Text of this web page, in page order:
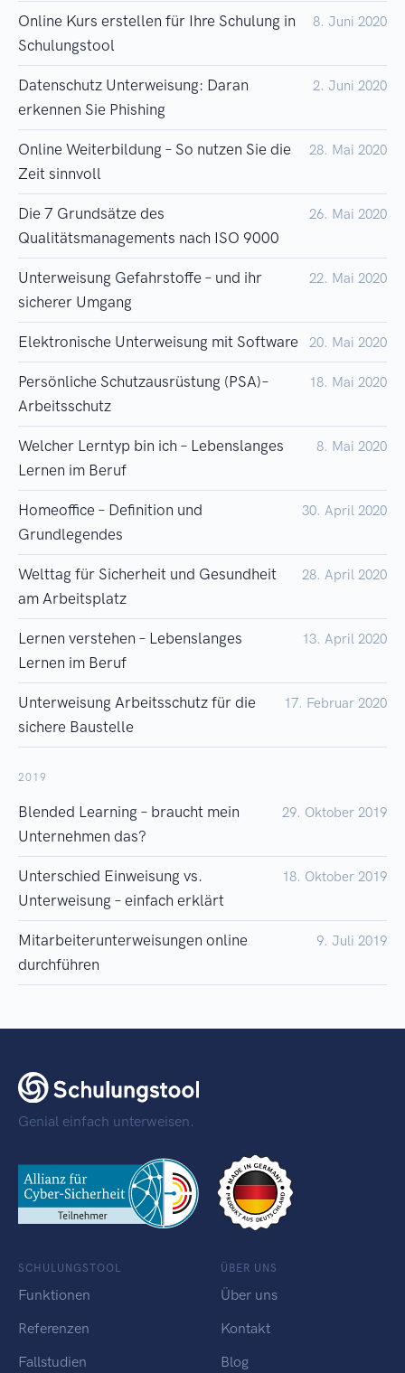
Online Kurs erstellen für Ihre Schulung in
Schulungstool
8. Juni 2020
Datenschutz Unterweisung: Daran
erkennen Sie Phishing
2. Juni 2020
Online Weiterbildung – So nutzen Sie die
Zeit sinnvoll
28. Mai 2020
Die 7 Grundsätze des
Qualitätsmanagements nach ISO 9000
26. Mai 2020
Unterweisung Gefahrstoffe – und ihr
sicherer Umgang
22. Mai 2020
Elektronische Unterweisung mit Software 20. Mai 2020
Persönliche Schutzausrüstung (PSA)–
Arbeitsschutz
18. Mai 2020
Welcher Lerntyp bin ich – Lebenslanges
Lernen im Beruf
8. Mai 2020
Homeoffice – Definition und
Grundlegendes
30. April 2020
Welttag für Sicherheit und Gesundheit
am Arbeitsplatz
28. April 2020
Lernen verstehen – Lebenslanges
Lernen im Beruf
13. April 2020
Unterweisung Arbeitsschutz für die
sichere Baustelle
17. Februar 2020
2019
Blended Learning – braucht mein
Unternehmen das?
29. Oktober 2019
Unterschied Einweisung vs.
Unterweisung – einfach erklärt
18. Oktober 2019
Mitarbeiterunterweisungen online
durchführen
9. Juli 2019
Genial einfach unterweisen.
SCHULUNGSTOOL
Funktionen
Referenzen
Fallstudien
ÜBER UNS
Über uns
Kontakt
Blog